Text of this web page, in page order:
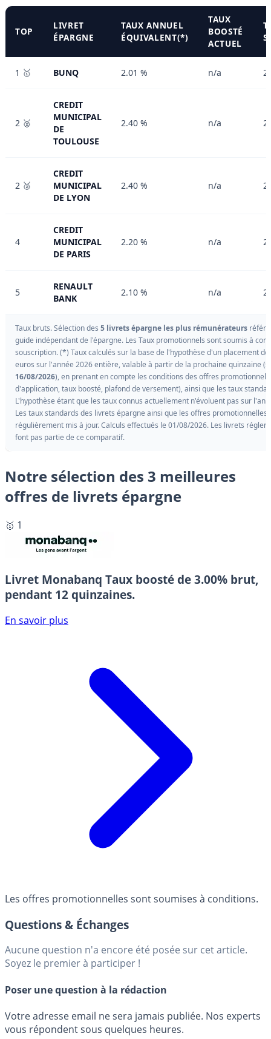
TOP
LIVRET
ÉPARGNE
TAUX ANNUEL
ÉQUIVALENT(*)
TAUX
BOOSTÉ
ACTUEL
1 🥇 BUNQ 2.01 % n/a
2 🥈
CREDIT
MUNICIPAL
DE
TOULOUSE
2.40 % n/a
2 🥈
CREDIT
MUNICIPAL
DE LYON
2.40 % n/a
4
CREDIT
MUNICIPAL
DE PARIS
2.20 % n/a
5
RENAULT
BANK
2.10 % n/a
Taux bruts. Sélection des 5 livrets épargne les plus rémunérateurs
guide indépendant de l'épargne. Les Taux promotionnels sont soumis à
souscription. (*) Taux calculés sur la base de l'hypothèse d'un placement
euros sur l'année 2026 entière, valable à partir de la prochaine quinzaine
16/08/2026), en prenant en compte les conditions des offres
d'application, taux boosté, plafond de versement), ainsi que les taux
L'hypothèse étant que les taux connus actuellement n'évoluent pas sur
Les taux standards des livrets épargne ainsi que les offres promotionnelles
régulièrement mis à jour. Calculs effectués le 01/08/2026. Les livrets
font pas partie de ce comparatif.
Notre sélection des 3 meilleures
offres de livrets épargne
🥇 1
Livret Monabanq Taux boosté de 3.00% brut,
pendant 12 quinzaines.
En savoir plus
Les offres promotionnelles sont soumises à conditions.
Questions & Échanges
Aucune question n'a encore été posée sur cet article.
Soyez le premier à participer !
Poser une question à la rédaction
Votre adresse email ne sera jamais publiée. Nos experts
vous répondent sous quelques heures.